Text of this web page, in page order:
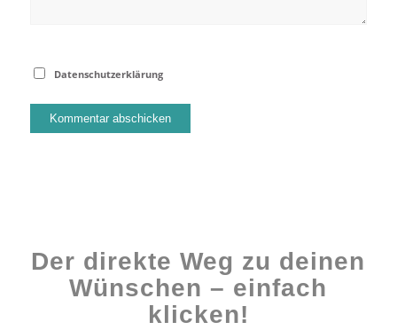
Datenschutzerklärung
Der direkte Weg zu deinen
Wünschen – einfach
klicken!